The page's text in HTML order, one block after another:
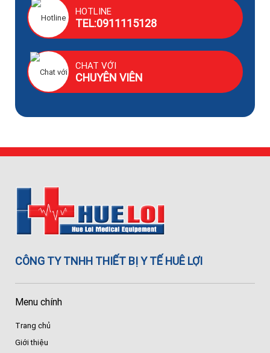
HOTLINE
TEL:0911115128
CHAT VỚI
CHUYÊN VIÊN
CÔNG TY TNHH THIẾT BỊ Y TẾ HUÊ LỢI
Menu chính
Trang chủ
Giới thiệu